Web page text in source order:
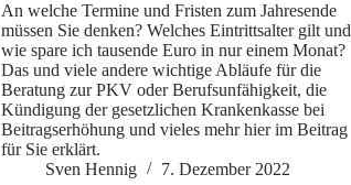
An welche Termine und Fristen zum Jahresende
müssen Sie denken? Welches Eintrittsalter gilt und
wie spare ich tausende Euro in nur einem Monat?
Das und viele andere wichtige Abläufe für die
Beratung zur PKV oder Berufsunfähigkeit, die
Kündigung der gesetzlichen Krankenkasse bei
Beitragserhöhung und vieles mehr hier im Beitrag
für Sie erklärt.
Sven Hennig
7. Dezember 2022